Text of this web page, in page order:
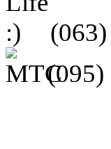
(063)
(095)